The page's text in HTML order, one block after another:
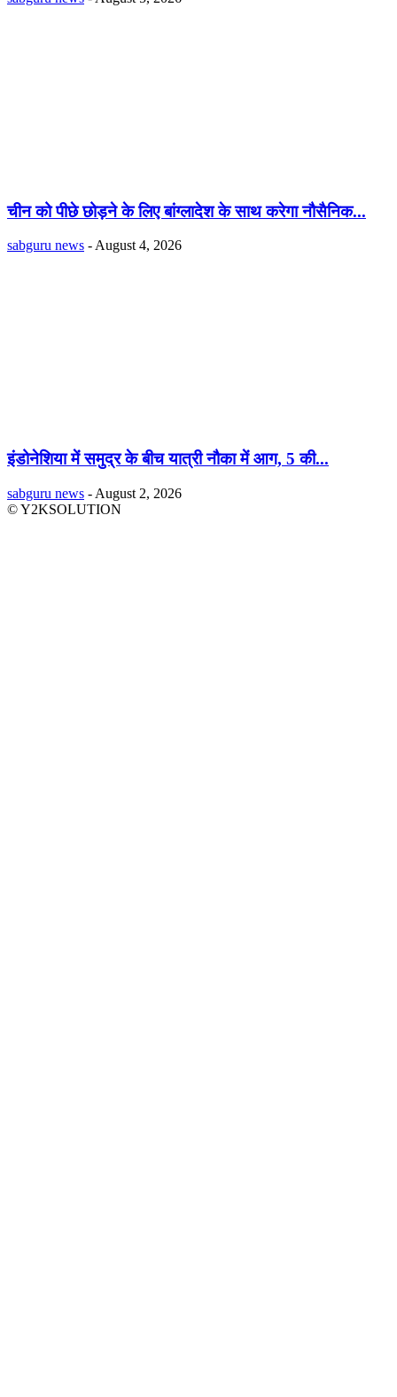
चीन को पीछे छोड़ने के लिए बांग्लादेश के साथ करेगा नौसैनिक...
sabguru news - August 4, 2026
इंडोनेशिया में समुद्र के बीच यात्री नौका में आग, 5 की...
sabguru news - August 2, 2026
© Y2KSOLUTION